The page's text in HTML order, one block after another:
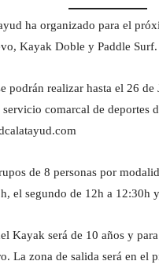
ha organizado para el
Kayak Doble y Paddle Surf.
podrán realizar hasta el 26
comarcal de deportes
de 8 personas por
el segundo de 12h a 12:30h
Kayak será de 10 años y
La zona de salida será en el